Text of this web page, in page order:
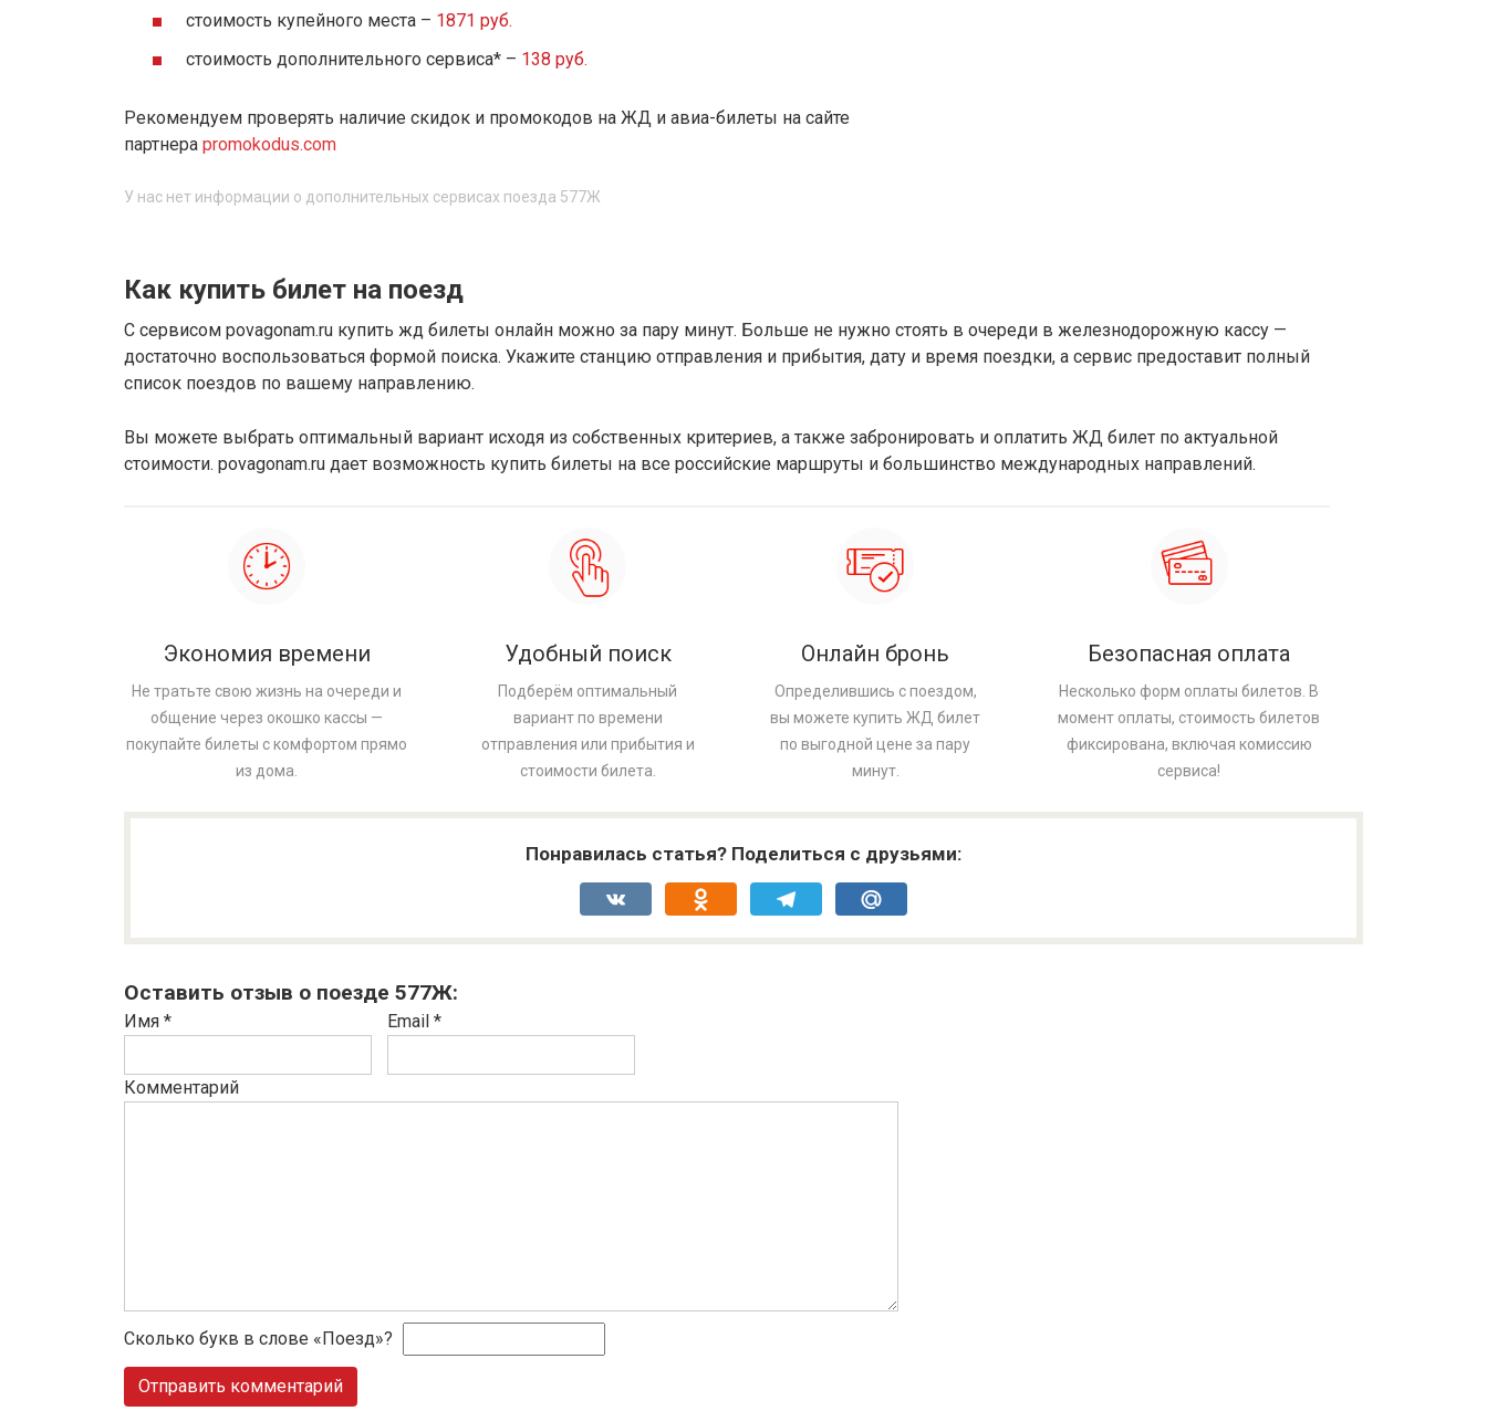
стоимость купейного места – 1871 руб.
стоимость дополнительного сервиса* – 138 руб.
Рекомендуем проверять наличие скидок и промокодов на ЖД и авиа-билеты на сайте
партнера promokodus.com
У нас нет информации о дополнительных сервисах поезда 577Ж
Как купить билет на поезд
С сервисом povagonam.ru купить жд билеты онлайн можно за пару минут. Больше не нужно стоять в очереди в железнодорожную кассу —
достаточно воспользоваться формой поиска. Укажите станцию отправления и прибытия, дату и время поездки, а сервис предоставит полный
список поездов по вашему направлению.
Вы можете выбрать оптимальный вариант исходя из собственных критериев, а также забронировать и оплатить ЖД билет по актуальной
стоимости. povagonam.ru дает возможность купить билеты на все российские маршруты и большинство международных направлений.
Экономия времени
Не тратьте свою жизнь на очереди и
общение через окошко кассы —
покупайте билеты с комфортом прямо
из дома.
Удобный поиск
Подберём оптимальный
вариант по времени
отправления или прибытия и
стоимости билета.
Онлайн бронь
Определившись с поездом,
вы можете купить ЖД билет
по выгодной цене за пару
минут.
Безопасная оплата
Несколько форм оплаты билетов. В
момент оплаты, стоимость билетов
фиксирована, включая комиссию
сервиса!
Понравилась статья? Поделиться с друзьями:
VK OdnoklassnikiTelegram
Оставить отзыв о поезде 577Ж:
Имя * Email *
Комментарий
Сколько букв в слове «Поезд»?